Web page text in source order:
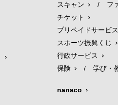
スキャン
/
フ
チケット
プリペイドサービス
スポーツ振興くじ
行政サービス
保険
/ 学び・
nanaco